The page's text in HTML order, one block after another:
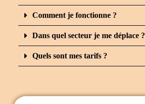
Comment je fonctionne ?
Dans quel secteur je me déplace ?
Quels sont mes tarifs ?